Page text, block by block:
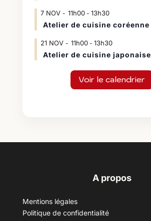
7 NOV 11h00- 13h30
Atelier de cuisine coréenne
21 NOV 11h00- 13h30
Atelier de cuisine japonaise
Voir le calendrier
A propos
Mentions légales
Politique de confidentialité